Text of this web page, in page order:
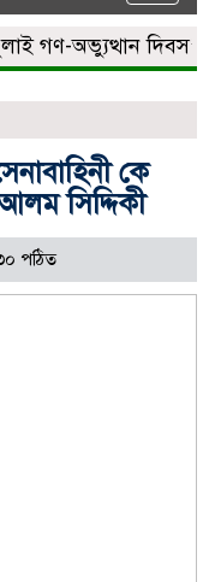
অভ্যুত্থান দিবস’
কে
সিদ্দিকী
পঠিত